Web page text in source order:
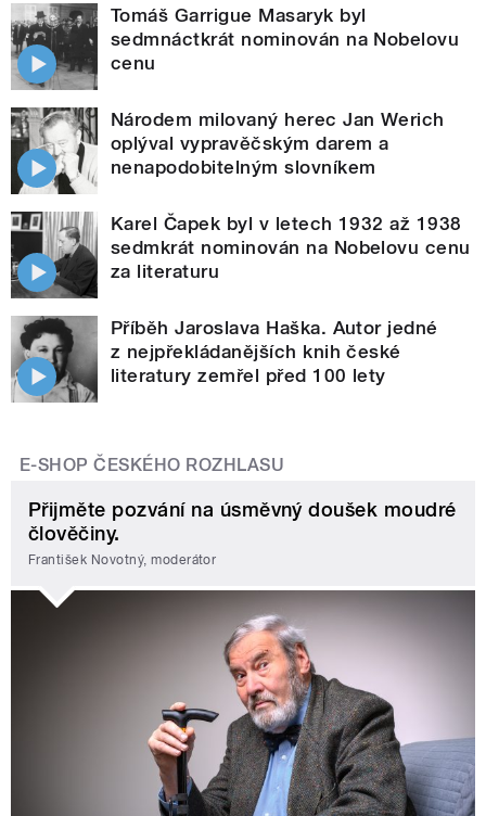
Tomáš Garrigue Masaryk byl
sedmnáctkrát nominován na Nobelovu
cenu
Národem milovaný herec Jan Werich
oplýval vypravěčským darem a
nenapodobitelným slovníkem
Karel Čapek byl v letech 1932 až 1938
sedmkrát nominován na Nobelovu cenu
za literaturu
Příběh Jaroslava Haška. Autor jedné
z nejpřekládanějších knih české
literatury zemřel před 100 lety
E-SHOP ČESKÉHO ROZHLASU
Přijměte pozvání na úsměvný doušek moudré
člověčiny.
František Novotný, moderátor